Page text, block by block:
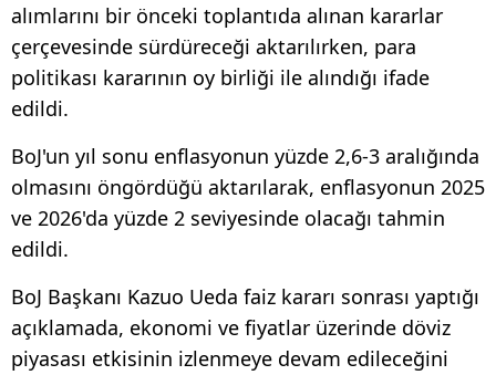
alımlarını bir önceki toplantıda alınan kararlar
çerçevesinde sürdüreceği aktarılırken, para
politikası kararının oy birliği ile alındığı ifade
edildi.
BoJ'un yıl sonu enflasyonun yüzde 2,6-3 aralığında
olmasını öngördüğü aktarılarak, enflasyonun 2025
ve 2026'da yüzde 2 seviyesinde olacağı tahmin
edildi.
BoJ Başkanı Kazuo Ueda faiz kararı sonrası yaptığı
açıklamada, ekonomi ve fiyatlar üzerinde döviz
piyasası etkisinin izlenmeye devam edileceğini